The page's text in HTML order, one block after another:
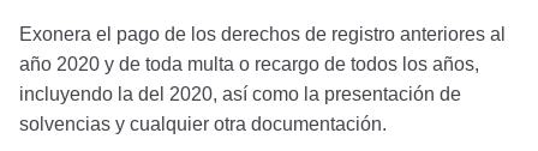
Exonera el pago de los derechos de registro anteriores al
año 2020 y de toda multa o recargo de todos los años,
incluyendo la del 2020, así como la presentación de
solvencias y cualquier otra documentación.